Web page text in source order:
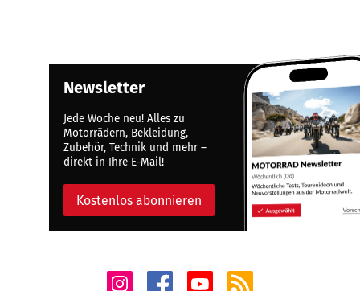
Newsletter
Jede Woche neu! Alles zu
Motorrädern, Bekleidung,
Zubehör, Technik und mehr –
direkt in Ihre E-Mail!
Kostenlos abonnieren